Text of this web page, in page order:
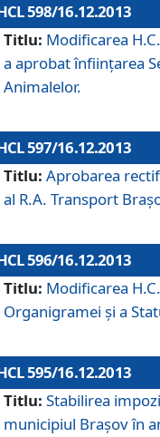
598/16.12.2013
Titlu: Modificarea
a aprobat înfiinţarea
Animalelor.
597/16.12.2013
Titlu: Aprobarea
al R.A. Transport
596/16.12.2013
Titlu: Modificarea
Organigramei şi a
595/16.12.2013
Titlu: Stabilirea
municipiul Braşov în